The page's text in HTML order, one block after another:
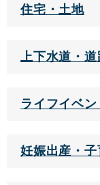
住宅・土地
上下水道・
ライフイベン
妊娠出産・子